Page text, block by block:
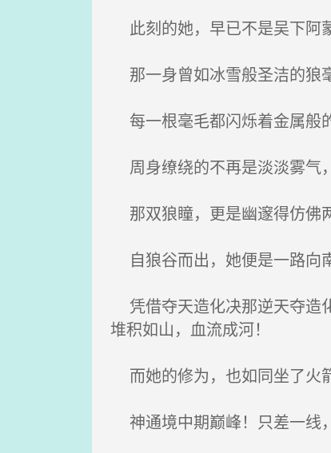
此刻的她，早已不是吴下阿
那一身曾如冰雪般圣洁的狼
每一根毫毛都闪烁着金属般
周身缭绕的不再是淡淡雾气
那双狼瞳，更是幽邃得仿佛
自狼谷而出，她便是一路向
凭借夺天造化决那逆天夺造
堆积如山，血流成河！
而她的修为，也如同坐了火
神通境中期巅峰！只差一线